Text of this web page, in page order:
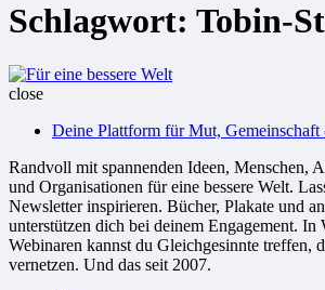
Schlagwort: Tobin-
Für
Welt
close
Deine Plattform für Mut,
Randvoll mit spannenden Ideen, Menschen,
und Organisationen für eine bessere Welt.
Newsletter inspirieren. Bücher, Plakate und
unterstützen dich bei deinem Engagement. In
Webinaren kannst du Gleichgesinnte treffen,
vernetzen. Und das seit 2007.